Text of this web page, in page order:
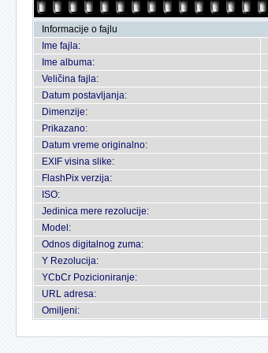
Informacije o fajlu
Ime fajla:
Ime albuma:
Veličina fajla:
Datum postavljanja:
Dimenzije:
Prikazano:
Datum vreme originalno:
EXIF visina slike:
FlashPix verzija:
ISO:
Jedinica mere rezolucije:
Model:
Odnos digitalnog zuma:
Y Rezolucija:
YCbCr Pozicioniranje:
URL adresa:
Omiljeni: